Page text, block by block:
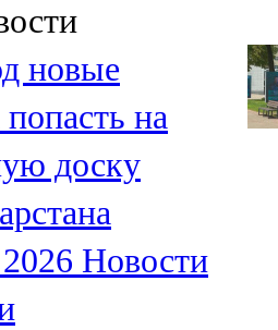
новые
на
доску
Новости